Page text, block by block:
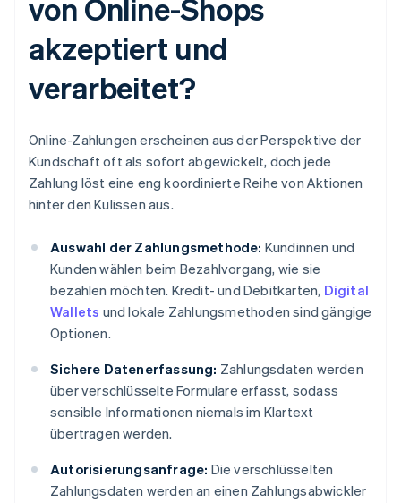
von Online-Shops
akzeptiert und
verarbeitet?
Online-Zahlungen erscheinen aus der Perspektive der
Kundschaft oft als sofort abgewickelt, doch jede
Zahlung löst eine eng koordinierte Reihe von Aktionen
hinter den Kulissen aus.
Auswahl der Zahlungsmethode: Kundinnen und
Kunden wählen beim Bezahlvorgang, wie sie
bezahlen möchten. Kredit- und Debitkarten, Digital
Wallets und lokale Zahlungsmethoden sind gängige
Optionen.
Sichere Datenerfassung: Zahlungsdaten werden
über verschlüsselte Formulare erfasst, sodass
sensible Informationen niemals im Klartext
übertragen werden.
Autorisierungsanfrage: Die verschlüsselten
Zahlungsdaten werden an einen Zahlungsabwickler